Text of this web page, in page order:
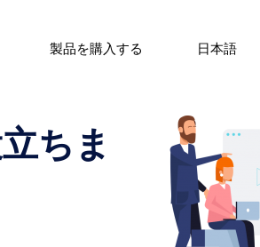
製品を購入する 日本語
ちま